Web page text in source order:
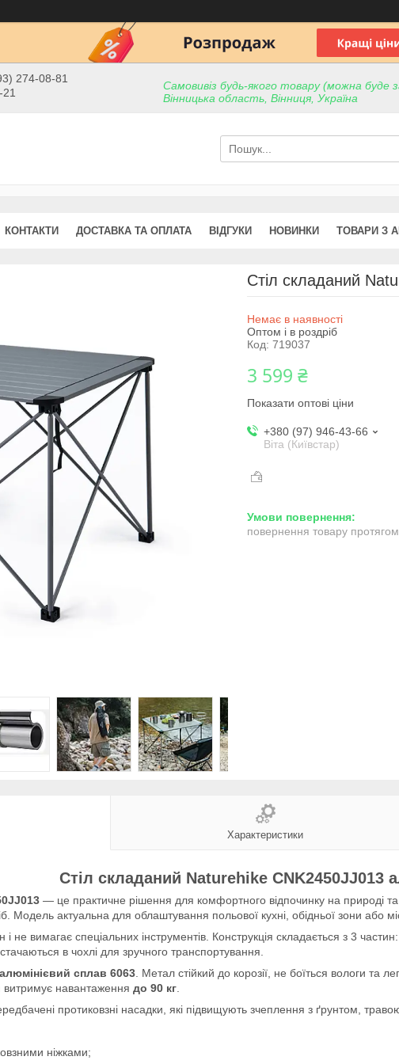
274-08-81
Самовивіз будь-якого товару (можна буде
Вінницька область, Вінниця, Україна
КОНТАКТИ ДОСТАВКА ТА ОПЛАТА ВІДГУКИ НОВИНКИ ТОВАРИ З
Стіл складаний
Немає в наявності
Оптом і в роздріб
Код: 719037
3 599 ₴
Показати оптові ціни
+380 (97) 946-43-66
Віта (Київстар)
повернення товару
Характеристики
Стіл складаний Naturehike CNK2450JJ013
— це практичне рішення для комфортного відпочинку на природі та
Модель актуальна для облаштування польової кухні, обідньої зони або
не вимагає спеціальних інструментів. Конструкція складається з 3
в чохлі для зручного транспортування.
алюмінієвий сплав 6063. Метал стійкий до корозії, не боїться вологи та
витримує навантаження до 90 кг.
протиковзні насадки, які підвищують зчеплення з ґрунтом,
ніжками;